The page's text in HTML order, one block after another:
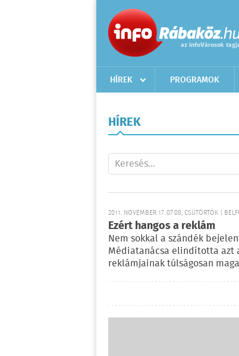
HÍREK PROGRAMOK
HÍREK
2011. NOVEMBER 17. 07:08, CSÜTÖRTÖK |
Ezért hangos a reklám
Nem sokkal a szándék
Médiatanácsa elindította azt
reklámjainak túlságosan